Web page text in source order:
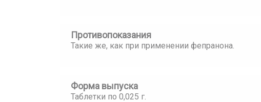
Противопоказания
Такие же, как при применении фепранона.
Форма выпуска
Таблетки по 0,025 г.